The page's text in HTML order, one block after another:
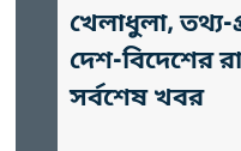
খেলাধুলা, তথ্য-
দেশ-বিদেশের
সর্বশেষ খবর